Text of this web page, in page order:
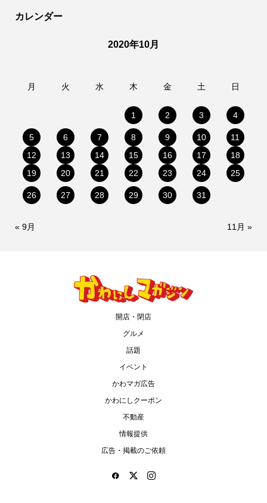
カレンダー
2020年10月
月 火 水 木 金 土 日
1 2 3 4
5 6 7 8 9 10
11
12
13 14 15 16 17
18
19
20 21 22 23 24 25
26 27 28 29 30 31
« 9月 11月 »
開店・閉店
グルメ
話題
イベント
かわマガ広告
かわにしクーポン
不動産
情報提供
広告・掲載のご依頼